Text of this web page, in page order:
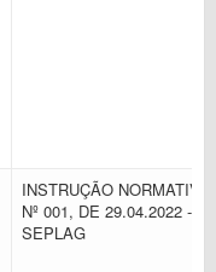
INSTRUÇÃO NORMATIVA
Nº 001, DE 29.04.2022 -
SEPLAG